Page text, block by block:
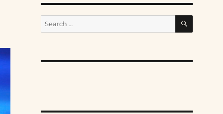
Search
for:
SEARCH